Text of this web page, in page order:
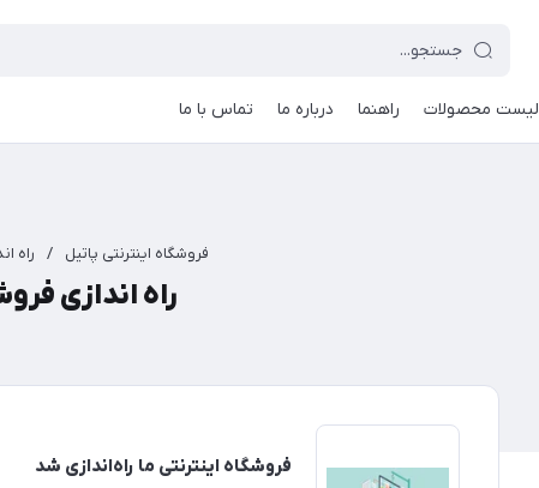
لیست محصولات راهنما درباره ما تماس با ما
فروشگاه اینترنتی پاتیل / راه
راه اندازی
فروشگاه اینترنتی ما راه‌اندازی شد